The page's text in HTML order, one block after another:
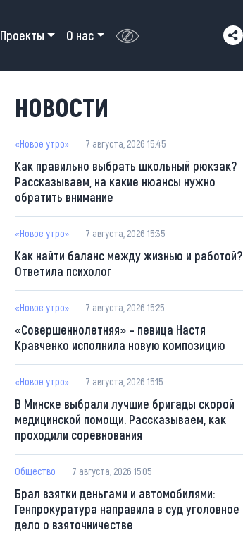
Проекты О нас
НОВОСТИ
«Новое утро» 7 августа, 2026 15:45
Как правильно выбрать школьный рюкзак?
Рассказываем, на какие нюансы нужно
обратить внимание
«Новое утро» 7 августа, 2026 15:35
Как найти баланс между жизнью и работой?
Ответила психолог
«Новое утро» 7 августа, 2026 15:25
«Совершеннолетняя» – певица Настя
Кравченко исполнила новую композицию
«Новое утро» 7 августа, 2026 15:15
В Минске выбрали лучшие бригады скорой
медицинской помощи. Рассказываем, как
проходили соревнования
Общество 7 августа, 2026 15:05
Брал взятки деньгами и автомобилями:
Генпрокуратура направила в суд уголовное
дело о взяточничестве